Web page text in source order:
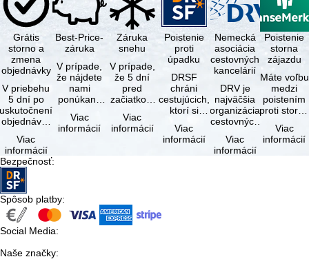
Grátis
storno a
zmena
objednávky
V priebehu
5 dní po
uskutočnení
objednávky
tejto
objednávky
bezplatne
…
Viac
informácií
Best-Price-
záruka
V prípade,
že nájdete
nami
ponúkaný
rovnakými
službami
Viac
informácií
Záruka
snehu
V prípade,
že 5 dní
pred
začiatkom
(deň
príjazdu)
Viac
informácií
Poistenie
proti
úpadku
DRSF
chráni
cestujúcich,
ktorí si
zájazd
alebo
Viac
informácií
Nemecká
asociácia
cestovných
kancelárií
DRV je
najväčšia
organizácia
cestovných
organizátorov
zájazdov v …
Viac
informácií
Poistenie
storna
zájazdu
Máte voľbu
medzi
poistením
proti stornu
cestovným
Viac
informácií
Bezpečnosť:
Spôsob platby:
Social Media:
Naše značky: